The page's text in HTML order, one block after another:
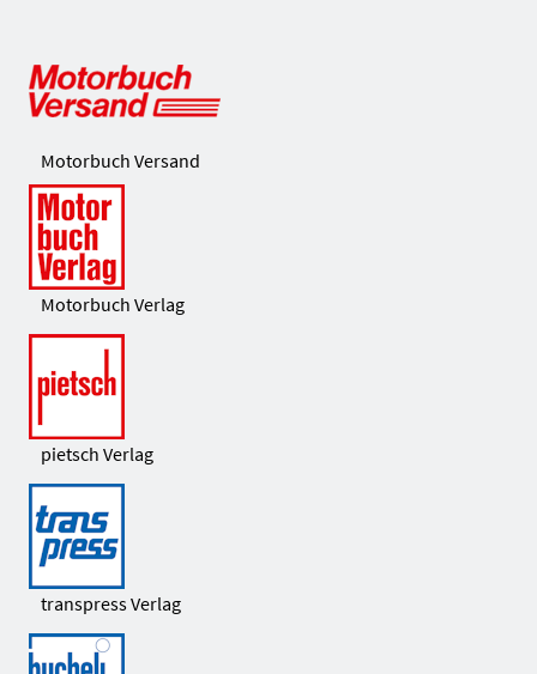
Motorbuch Versand
Motorbuch Verlag
pietsch Verlag
transpress Verlag